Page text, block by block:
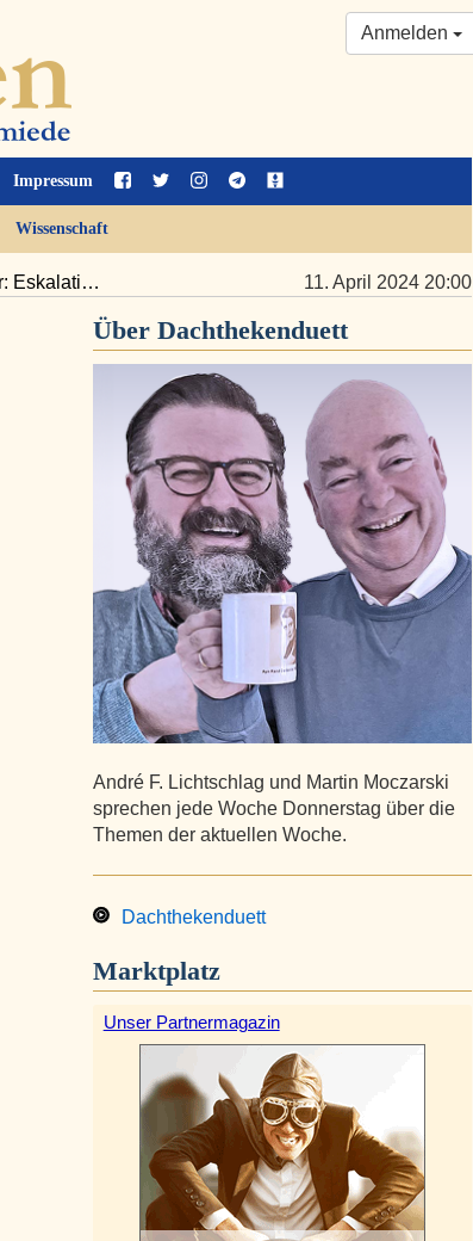
Impressum
Anmelden
Wissenschaft
Eskalati… 11. April 2024 20:00
Über Dachthekenduett
André F. Lichtschlag und Martin Moczarski
sprechen jede Woche Donnerstag über die
Themen der aktuellen Woche.
Dachthekenduett
Marktplatz
Unser Partnermagazin